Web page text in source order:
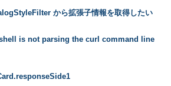
から拡張子情報を取得したい
Average
is not parsing the curl command line
Average